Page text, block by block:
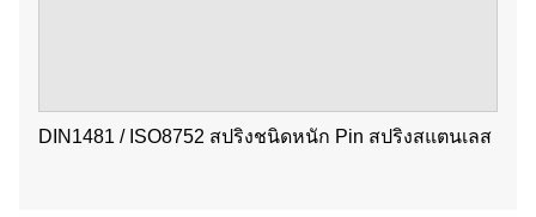
DIN1481 / ISO8752 สปริงชนิดหนัก Pin สปริงสแตนเลส